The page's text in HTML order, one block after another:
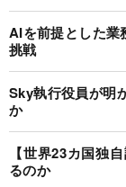
AIを前提とした業
挑戦
Sky執行役員が明
か
【世界23カ国独
るのか